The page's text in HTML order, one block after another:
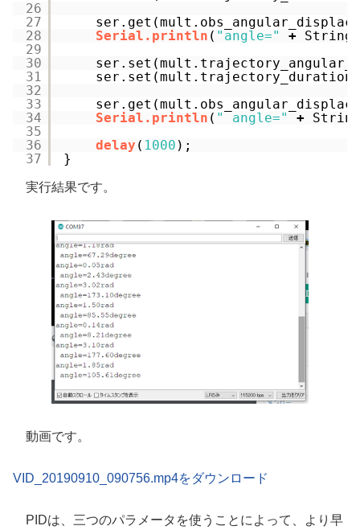
26
27
28
29
30
31
32
33
34
35
36
37
Serial.println ( "angle=" +
Serial.println ( " angle=" +
delay ( 1000 );
}
実行結果です。
動画です。
VID_20190910_090756.mp4をダウンロード
PIDは、三つのパラメータを使うことによって、より早